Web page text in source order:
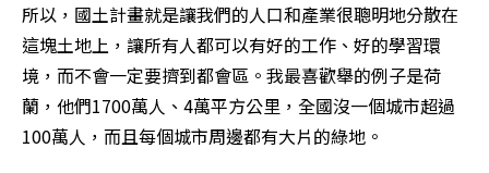
所以，國土計畫就是讓我們的人口和產業很聰明地分散在
這塊土地上，讓所有人都可以有好的工作、好的學習環
境，而不會一定要擠到都會區。我最喜歡舉的例子是荷
蘭，他們1700萬人、4萬平方公里，全國沒一個城市超過
100萬人，而且每個城市周邊都有大片的綠地。